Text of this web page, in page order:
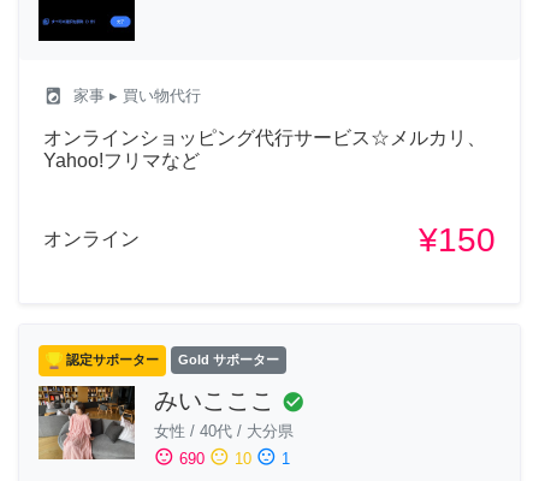
local_laundry_service 家事 ▸ 買い物代行
オンラインショッピング代行サービス☆メルカリ、
Yahoo!フリマなど
オンライン ¥150
認定サポーター Gold サポーター
みいこここ check_circle
女性 / 40代 / 大分県
sentiment_satisfied 690 sentiment_neutral 10 sentiment_dissatisfied 1